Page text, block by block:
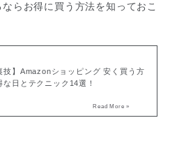
らお得に買う方法を知っておこ
技】Amazonショッピング 安く買う方
な日とテクニック14選！